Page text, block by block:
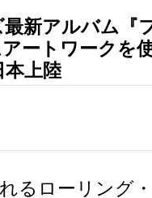
新アルバム『
ートワークを
上陸
るローリング